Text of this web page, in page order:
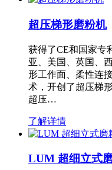
超压梯形磨粉机
获得了CE和国家专
亚、美国、英国、
形工作面、柔性连
术，开创了超压梯
超压…
了解详情
LUM 超细立式